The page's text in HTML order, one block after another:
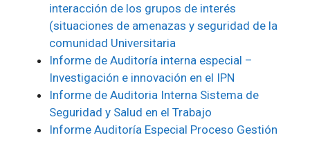
interacción de los grupos de interés
(situaciones de amenazas y seguridad de la
comunidad Universitaria
Informe de Auditoría interna especial –
Investigación e innovación en el IPN
Informe de Auditoria Interna Sistema de
Seguridad y Salud en el Trabajo
Informe Auditoría Especial Proceso Gestión